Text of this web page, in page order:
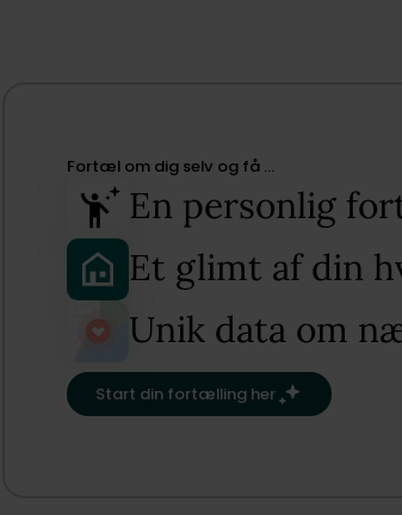
Fortæl om dig selv og få …​
En personlig
Et glimt af din
Unik data om
Start din fortælling her